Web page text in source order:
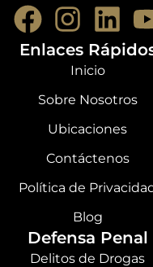
F
a
e
o
I
n
s
t
a
g
r
a
m
L
i
k
e
d
i
Enlaces
Inicio
Sobre Nosotros
Ubicaciones
Contáctenos
Política de
Blog
Defensa Penal
Delitos de Drogas